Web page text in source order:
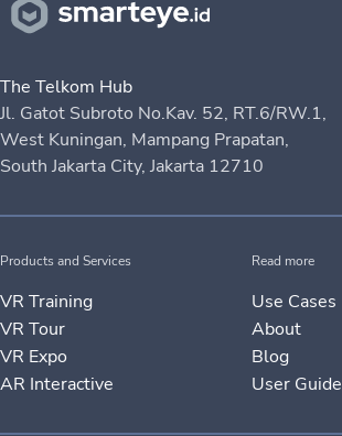
The Telkom Hub
Jl. Gatot Subroto No.Kav. 52, RT.6/RW.1,
West Kuningan, Mampang Prapatan,
South Jakarta City, Jakarta 12710
Products and Services
VR Training
VR Tour
VR Expo
AR Interactive
Read more
Use Cases
About
Blog
User Guide